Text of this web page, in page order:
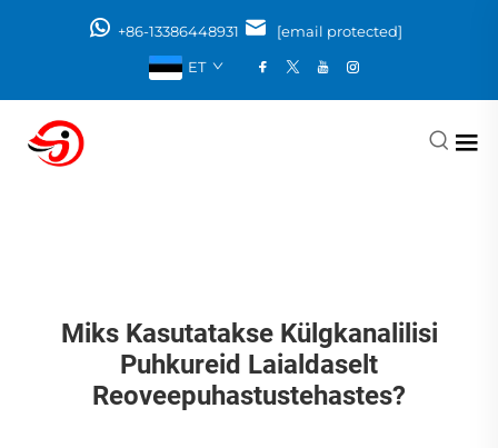
+86-13386448931
[email protected]
ET
Miks Kasutatakse Külgkanalilisi
Puhkureid Laialdaselt
Reoveepuhastustehastes?